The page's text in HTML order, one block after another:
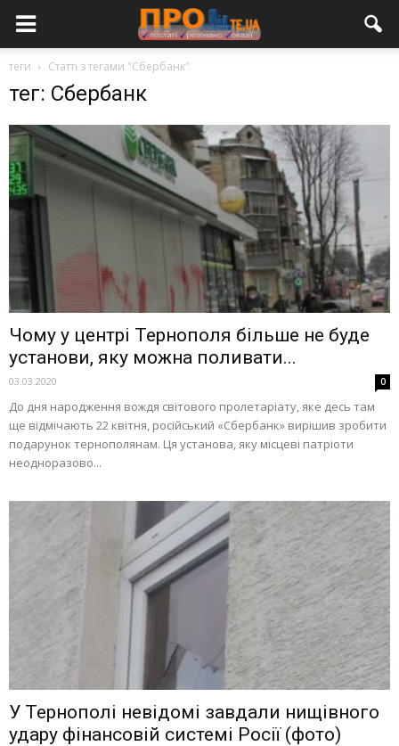
теги Статті з тегами "Сбербанк"
тег: Сбербанк
Чому у центрі Тернополя більше не буде
установи, яку можна поливати...
03.03.2020 0
До дня народження вождя світового пролетаріату, яке десь там
ще відмічають 22 квітня, російський «Сбербанк» вирішив зробити
подарунок тернополянам. Ця установа, яку місцеві патріоти
неодноразово...
У Тернополі невідомі завдали нищівного
удару фінансовій системі Росії (фото)